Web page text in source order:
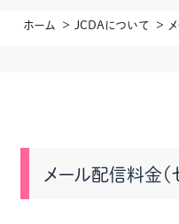
ホーム JCDAについて
メール配信料金（